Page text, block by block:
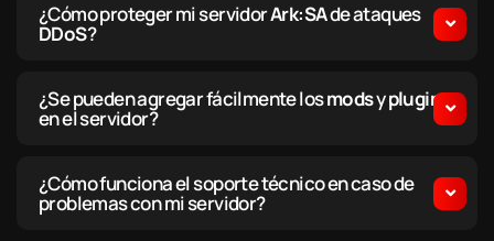
¿Cómo proteger mi servidorArk:SAde ataques
DDoS?
¿Se pueden agregar fácilmente losmodsyplugins
en el servidor?
¿Cómo funciona el soporte técnico en caso de
problemas con mi servidor?